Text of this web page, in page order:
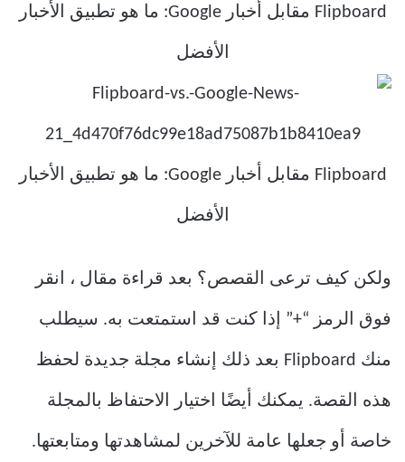
ولكن كيف ترعى القصص؟ بعد قراءة مقال ، انقر
فوق الرمز “+” إذا كنت قد استمتعت به. سيطلب
منك Flipboard بعد ذلك إنشاء مجلة جديدة لحفظ
هذه القصة. يمكنك أيضًا اختيار الاحتفاظ بالمجلة
خاصة أو جعلها عامة للآخرين لمشاهدتها ومتابعتها.